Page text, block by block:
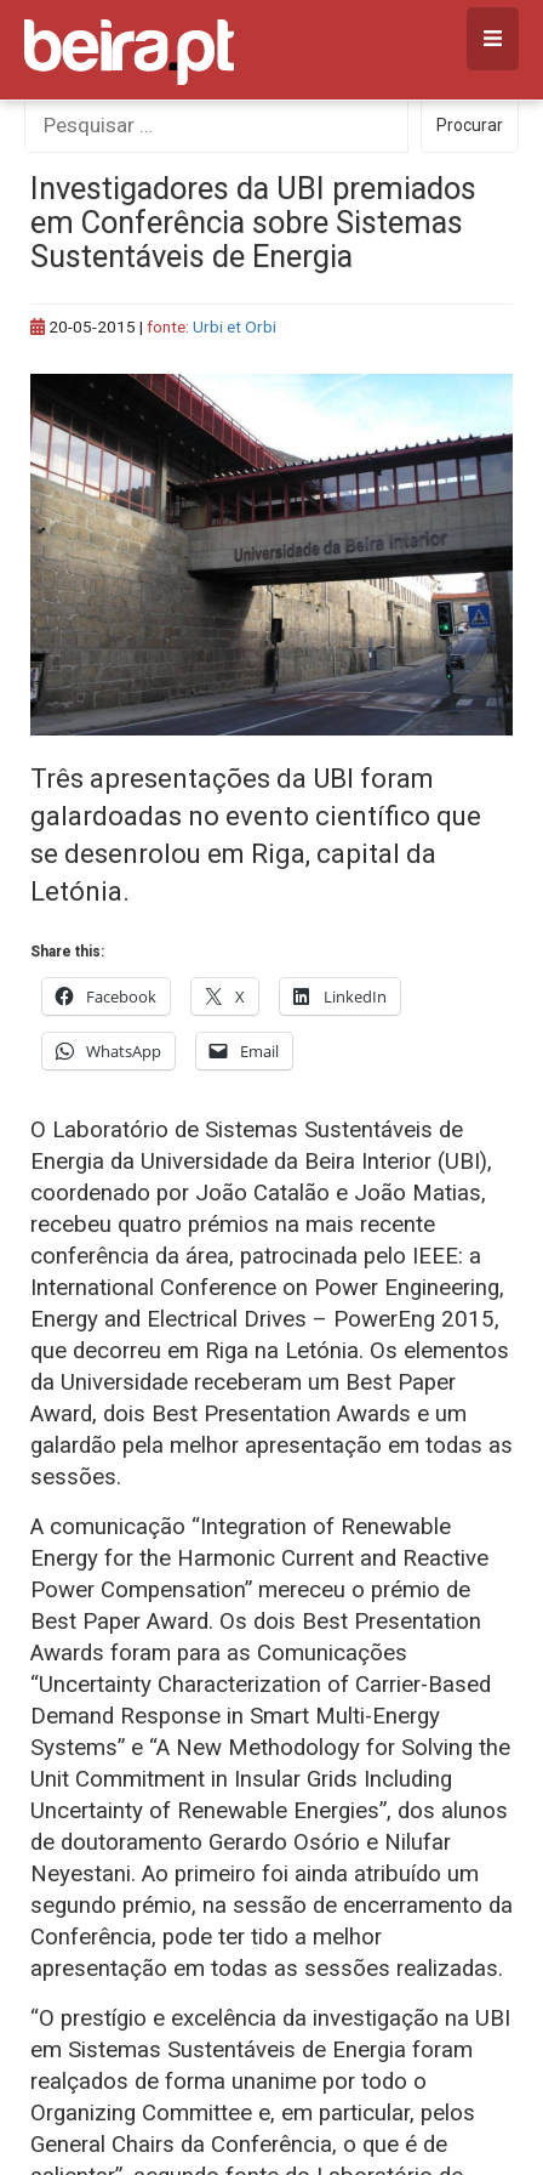
Skip
content
Procurar
por:
Procurar
Investigadores da UBI premiados
em Conferência sobre Sistemas
Sustentáveis de Energia
20-05-2015 | fonte: Urbi et Orbi
Três apresentações da UBI foram
galardoadas no evento científico que
se desenrolou em Riga, capital da
Letónia.
Share this:
Facebook X LinkedIn
WhatsApp Email
O Laboratório de Sistemas Sustentáveis de
Energia da Universidade da Beira Interior (UBI),
coordenado por João Catalão e João Matias,
recebeu quatro prémios na mais recente
conferência da área, patrocinada pelo IEEE: a
International Conference on Power Engineering,
Energy and Electrical Drives – PowerEng 2015,
que decorreu em Riga na Letónia. Os elementos
da Universidade receberam um Best Paper
Award, dois Best Presentation Awards e um
galardão pela melhor apresentação em todas as
sessões.
A comunicação “Integration of Renewable
Energy for the Harmonic Current and Reactive
Power Compensation” mereceu o prémio de
Best Paper Award. Os dois Best Presentation
Awards foram para as Comunicações
“Uncertainty Characterization of Carrier-Based
Demand Response in Smart Multi-Energy
Systems” e “A New Methodology for Solving the
Unit Commitment in Insular Grids Including
Uncertainty of Renewable Energies”, dos alunos
de doutoramento Gerardo Osório e Nilufar
Neyestani. Ao primeiro foi ainda atribuído um
segundo prémio, na sessão de encerramento da
Conferência, pode ter tido a melhor
apresentação em todas as sessões realizadas.
“O prestígio e excelência da investigação na UBI
em Sistemas Sustentáveis de Energia foram
realçados de forma unanime por todo o
Organizing Committee e, em particular, pelos
General Chairs da Conferência, o que é de